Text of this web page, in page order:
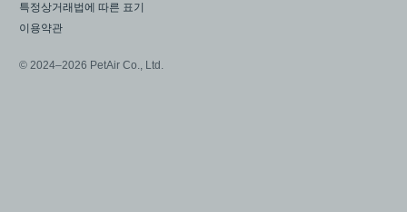
특정상거래법에 따른 표기
이용약관
© 2024–2026 PetAir Co., Ltd.